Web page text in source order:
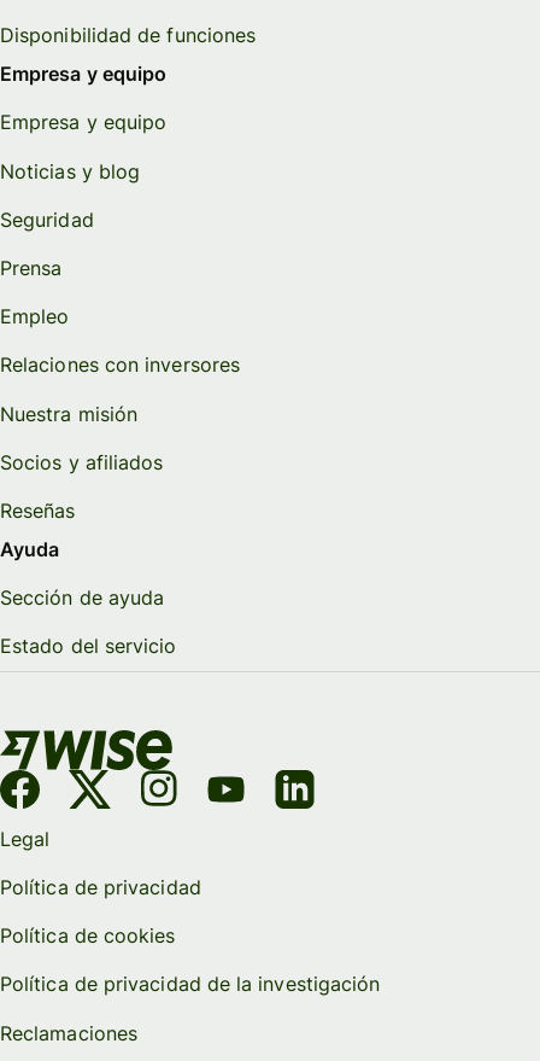
Disponibilidad de funciones
Empresa y equipo
Empresa y equipo
Noticias y blog
Seguridad
Prensa
Empleo
Relaciones con inversores
Nuestra misión
Socios y afiliados
Reseñas
Ayuda
Sección de ayuda
Estado del servicio
Legal
Política de privacidad
Política de cookies
Política de privacidad de la investigación
Reclamaciones